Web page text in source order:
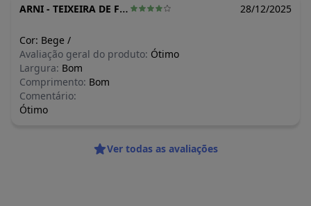
ARNI - TEIXEIRA DE FREITAS - BA 28/12/2025
Cor: Bege /
Avaliação geral do produto: Ótimo
Largura: Bom
Comprimento: Bom
Comentário:
Ótimo
Ver todas as avaliações